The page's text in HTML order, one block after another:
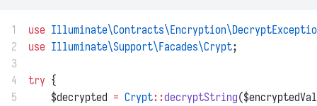
1 use
2
use Illuminate\Support\Facades\Crypt;
3
4
try {
5
    $decrypted
= Crypt::decryptString